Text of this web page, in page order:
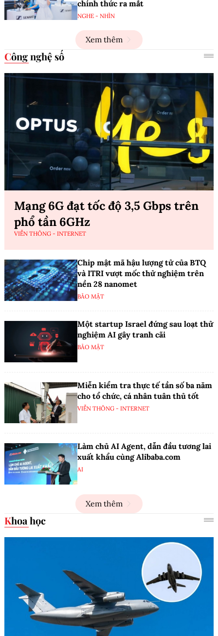
chính thức ra mắt
NGHE - NHÌN
Xem thêm
Công nghệ số
Mạng 6G đạt tốc độ 3,5 Gbps trên
phổ tần 6GHz
VIỄN THÔNG - INTERNET
Chip mật mã hậu lượng tử của BTQ
và ITRI vượt mốc thử nghiệm trên
nền 28 nanomet
BẢO MẬT
Một startup Israel đứng sau loạt thử
nghiệm AI gây tranh cãi
BẢO MẬT
Miễn kiểm tra thực tế tần số ba năm
cho tổ chức, cá nhân tuân thủ tốt
VIỄN THÔNG - INTERNET
Làm chủ AI Agent, dẫn đầu tương lai
xuất khẩu cùng Alibaba.com
AI
Xem thêm
Khoa học